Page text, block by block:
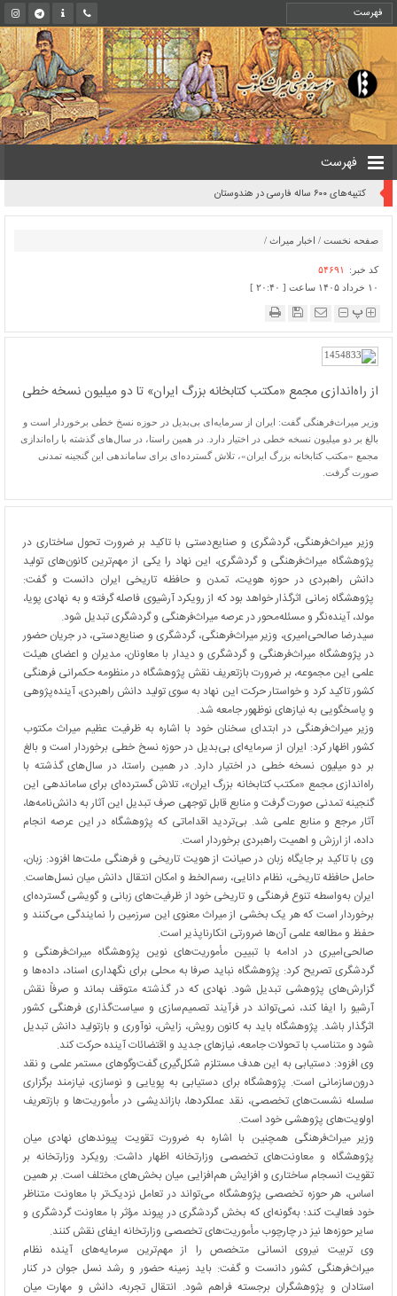
فهرست
کتیبه‌های ۶۰۰ ساله فارسی در هندوستان
صفحه نخست / اخبار میراث /
کد خبر:
۵۴۶۹۱
۱۰ خرداد ۱۴۰۵ ساعت [ ۲۰:۴۰ ]
پ
از راه‌اندازی مجمع «مکتب کتابخانه بزرگ ایران» تا دو میلیون نسخه خطی
وزیر میراث‌فرهنگی گفت: ایران از سرمایه‌ای بی‌بدیل در حوزه نسخ خطی برخوردار است و
بالغ بر دو میلیون نسخه خطی در اختیار دارد. در همین راستا، در سال‌های گذشته با راه‌اندازی
مجمع «مکتب کتابخانه بزرگ ایران»، تلاش گسترده‌ای برای ساماندهی این گنجینه تمدنی
صورت گرفت.
وزیر میراث‌فرهنگی، گردشگری و صنایع‌دستی با تاکید بر ضرورت تحول ساختاری در
پژوهشگاه میراث‌فرهنگی و گردشگری، این نهاد را یکی از مهم‌ترین کانون‌های تولید
دانش راهبردی در حوزه هویت، تمدن و حافظه تاریخی ایران دانست و گفت:
پژوهشگاه زمانی اثرگذار خواهد بود که از رویکرد آرشیوی فاصله گرفته و به نهادی پویا،
مولد، آینده‌نگر و مسئله‌محور در عرصه میراث‌فرهنگی و گردشگری تبدیل شود.
سیدرضا صالحی‌امیری، وزیر میراث‌فرهنگی، گردشگری و صنایع‌دستی، در جریان حضور
در پژوهشگاه میراث‌فرهنگی و گردشگری و دیدار با معاونان، مدیران و اعضای هیئت
علمی این مجموعه، بر ضرورت بازتعریف نقش پژوهشگاه در منظومه حکمرانی فرهنگی
کشور تاکید کرد و خواستار حرکت این نهاد به سوی تولید دانش راهبردی، آینده‌پژوهی
و پاسخگویی به نیازهای نوظهور جامعه شد.
وزیر میراث‌فرهنگی در ابتدای سخنان خود با اشاره به ظرفیت عظیم میراث مکتوب
کشور اظهار کرد: ایران از سرمایه‌ای بی‌بدیل در حوزه نسخ خطی برخوردار است و بالغ
بر دو میلیون نسخه خطی در اختیار دارد. در همین راستا، در سال‌های گذشته با
راه‌اندازی مجمع «مکتب کتابخانه بزرگ ایران»، تلاش گسترده‌ای برای ساماندهی این
گنجینه تمدنی صورت گرفت و منابع قابل توجهی صرف تبدیل این آثار به دانش‌نامه‌ها،
آثار مرجع و منابع علمی شد. بی‌تردید اقداماتی که پژوهشگاه در این عرصه انجام
داده، از ارزش و اهمیت راهبردی برخوردار است.
وی با تاکید بر جایگاه زبان در صیانت از هویت تاریخی و فرهنگی ملت‌ها افزود: زبان،
حامل حافظه تاریخی، نظام دانایی، رسم‌الخط و امکان انتقال دانش میان نسل‌هاست.
ایران به‌واسطه تنوع فرهنگی و تاریخی خود از ظرفیت‌های زبانی و گویشی گسترده‌ای
برخوردار است که هر یک بخشی از میراث معنوی این سرزمین را نمایندگی می‌کنند و
حفظ و مطالعه علمی آن‌ها ضرورتی انکارناپذیر است.
صالحی‌امیری در ادامه با تبیین مأموریت‌های نوین پژوهشگاه میراث‌فرهنگی و
گردشگری تصریح کرد: پژوهشگاه نباید صرفا به محلی برای نگهداری اسناد، داده‌ها و
گزارش‌های پژوهشی تبدیل شود. نهادی که در گذشته متوقف بماند و صرفاً نقش
آرشیو را ایفا کند، نمی‌تواند در فرآیند تصمیم‌سازی و سیاست‌گذاری فرهنگی کشور
اثرگذار باشد. پژوهشگاه باید به کانون رویش، زایش، نوآوری و بازتولید دانش تبدیل
شود و متناسب با تحولات جامعه، نیازهای جدید و اقتضائات آینده حرکت کند.
وی افزود: دستیابی به این هدف مستلزم شکل‌گیری گفت‌وگوهای مستمر علمی و نقد
درون‌سازمانی است. پژوهشگاه برای دستیابی به پویایی و نوسازی، نیازمند برگزاری
سلسله نشست‌های تخصصی، نقد عملکردها، بازاندیشی در مأموریت‌ها و بازتعریف
اولویت‌های پژوهشی خود است.
وزیر میراث‌فرهنگی همچنین با اشاره به ضرورت تقویت پیوندهای نهادی میان
پژوهشگاه و معاونت‌های تخصصی وزارتخانه اظهار داشت: رویکرد وزارتخانه بر
تقویت انسجام ساختاری و افزایش هم‌افزایی میان بخش‌های مختلف است. بر همین
اساس، هر حوزه تخصصی پژوهشگاه می‌تواند در تعامل نزدیک‌تر با معاونت متناظر
خود فعالیت کند؛ به‌گونه‌ای که بخش گردشگری در پیوند مؤثر با معاونت گردشگری و
سایر حوزه‌ها نیز در چارچوب مأموریت‌های تخصصی وزارتخانه ایفای نقش کنند.
وی تربیت نیروی انسانی متخصص را از مهم‌ترین سرمایه‌های آینده نظام
میراث‌فرهنگی کشور دانست و گفت: باید زمینه حضور و رشد نسل جوان در کنار
استادان و پژوهشگران برجسته فراهم شود. انتقال تجربه، دانش و مهارت میان